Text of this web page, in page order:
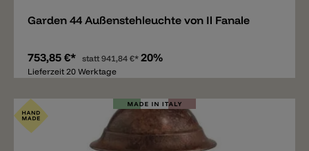
Garden 44 Außenstehleuchte von Il Fanale
753,85 €* statt941,84 €* 20%
Lieferzeit 20 Werktage